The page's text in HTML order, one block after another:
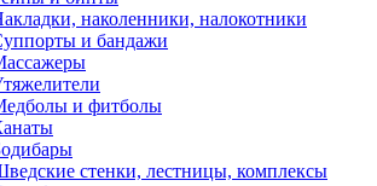
наколенники, налокотники
и бандажи
и фитболы
стенки, лестницы, комплексы